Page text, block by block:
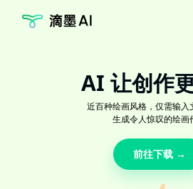
AI 让创作
近百种绘画风格，仅需输入
生成令人惊叹的绘画
前往下载 →